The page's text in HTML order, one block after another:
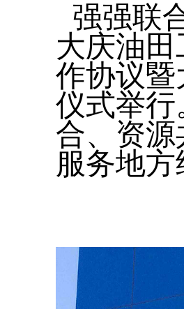
强强联
大庆油
作协议
仪式举
合、资
服务地